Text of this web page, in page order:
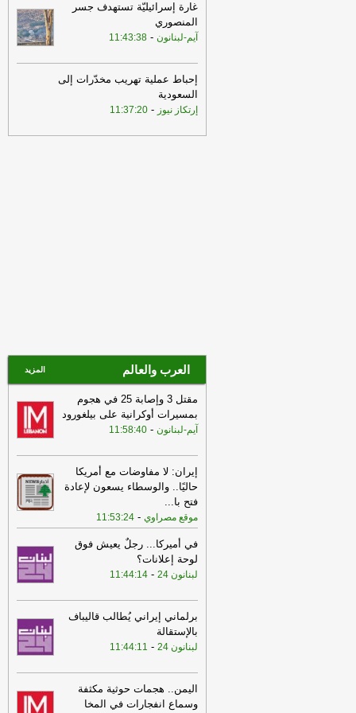
مذكرة التفاهم ونحن بدورنا رددنا عليهم-
الجديد
10:43
مستشار المرشد الإيراني: القوى
الأجنبية هي السبب الرئيسي لزعزعة الأمن
وعليها مغادرة المنطقة -لبنانون 24
10:28
ريفي: آن الأوان لمنظومة إقليمية
تحمي دولنا
07:40
الوكالة الوطنية: قصف مدفعي
غارة إسرائيليّة تستهدف جسر
المنصوري
آيم-لبنانون -
11:43:38
إحباط عملية تهريب مخدّرات إلى
السعودية
إرتكاز نيوز -
11:37:20
العرب والعالم المزيد
مقتل 3 وإصابة 25 في هجوم
بمسيرات أوكرانية على بيلغورود
آيم-لبنانون -
11:58:40
إيران: لا مفاوضات مع أمريكا
حاليًا.. والوسطاء يسعون لإعادة
فتح با...
موقع مصراوي -
11:53:24
في أميركا... رجلٌ يعيش فوق
لوحة إعلانات؟
لبنانون 24 -
11:44:14
برلماني إيراني يُطالب قاليباف
بالإستقالة
لبنانون 24 -
11:44:11
اليمن.. هجمات حوثية مكثفة
وسماع انفجارات في المخا